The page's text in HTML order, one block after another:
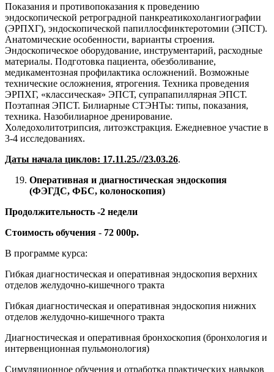
Показания и противопоказания к проведению
эндоскопической ретроградной панкреатикохолангиографии
(ЭРПХГ), эндоскопической папиллосфинктеротомии (ЭПСТ).
Анатомические особенности, варианты строения.
Эндоскопическое оборудование, инструментарий, расходные
материалы. Подготовка пациента, обезболивание,
медикаментозная профилактика осложнений. Возможные
технические осложнения, ятрогения. Техника проведения
ЭРПХГ, «классическая» ЭПСТ, супрапапиллярная ЭПСТ.
Поэтапная ЭПСТ. Билиарные СТЭНТы: типы, показания,
техника. Назобилиарное дренирование.
Холедохолитотрипсия, литоэкстракция. Ежедневное участие в
3-4 исследованиях.
Даты начала циклов: 17.11.25.//23.03.26.
Оперативная и диагностическая эндоскопия
(ФЭГДС, ФБС, колоноскопия)
Продолжительность -2 недели
Стоимость обучения - 72 000р.
В программе курса:
Гибкая диагностическая и оперативная эндоскопия верхних
отделов желудочно-кишечного тракта
Гибкая диагностическая и оперативная эндоскопия нижних
отделов желудочно-кишечного тракта
Диагностическая и оперативная бронхоскопия (бронхология и
интервенционная пульмонология)
Симуляционное обучения и отработка практических навыков